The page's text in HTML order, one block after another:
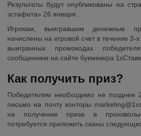
Результаты будут опубликованы на
эстафета» 26 января.
Игрокам, выигравшим денежные
начислены на игровой счет в течение
выигранных промокодах
сообщением на сайте букмекера
Как получить приз?
Победителям необходимо не позднее
письмо на почту конторы
на получение приза в
потребуется приложить сканы